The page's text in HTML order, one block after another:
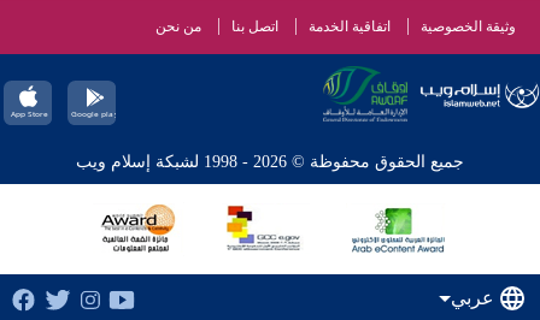
وثيقة الخصوصية اتفاقية الخدمة اتصل بنا من نحن
جميع الحقوق محفوظة © 2026 - 1998 لشبكة إسلام ويب
عربي